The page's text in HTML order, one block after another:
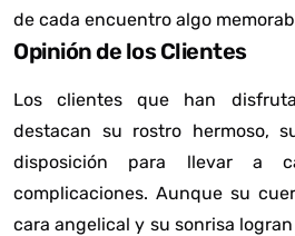
de cada encuentro algo
Opinión de los Clientes
Los clientes que han
destacan su rostro hermoso,
disposición para llevar a
complicaciones. Aunque su
cara angelical y su sonrisa